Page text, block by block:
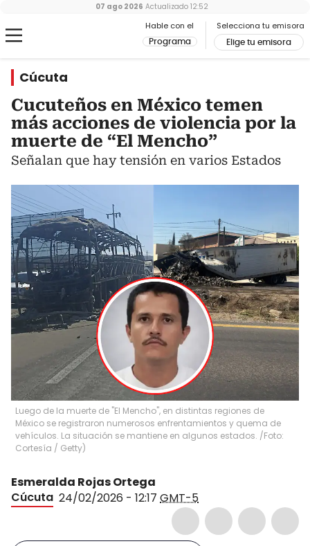
Hable con el
Programa
Selecciona tu emisora
Elige tu emisora
07 ago 2026 Actualizado 12:52
Cúcuta
Cucuteños en México temen
más acciones de violencia por la
muerte de “El Mencho”
Señalan que hay tensión en varios Estados
Luego de la muerte de "El Mencho", en distintas regiones de
México se registraron numerosos enfrentamientos y quema de
vehículos. La situación se mantiene en algunos estados. /Foto:
Cortesía / Getty)
Esmeralda Rojas Ortega
Cúcuta 24/02/2026 - 12:17 GMT-5